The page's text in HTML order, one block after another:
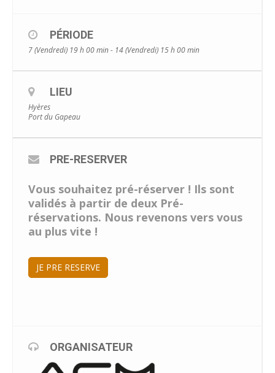
PÉRIODE
7 (Vendredi) 19 h 00 min - 14 (Vendredi) 15 h 00 min
LIEU
Hyères
Port du Gapeau
PRE-RESERVER
Vous souhaitez pré-réserver ! Ils sont
validés à partir de deux Pré-
réservations. Nous revenons vers vous
au plus vite !
JE PRE RESERVE
ORGANISATEUR